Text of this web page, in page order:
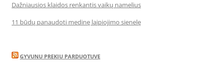
Dažniausios klaidos renkantis vaikų namelius
11 būdų panaudoti medinę laipiojimo sienelę
GYVUNU PREKIU PARDUOTUVE